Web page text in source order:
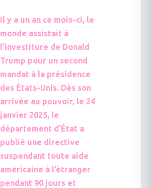
Il y a un an ce mois-ci, le
monde assistait à
l’investiture de Donald
Trump pour un second
mandat à la présidence
des États-Unis. Dès son
arrivée au pouvoir, le 24
janvier 2025, le
département d’État a
publié une directive
suspendant toute aide
américaine à l’étranger
pendant 90 jours et